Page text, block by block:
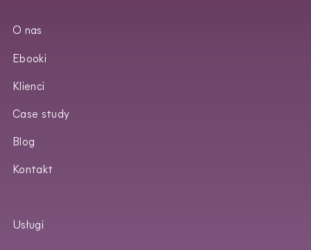
O nas
Ebooki
Klienci
Case study
Blog
Kontakt
Usługi